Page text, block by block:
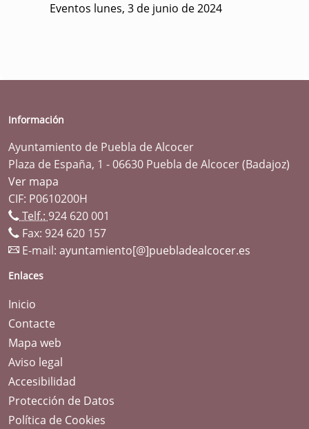
Eventos lunes, 3 de junio de 2024
Información
Ayuntamiento de Puebla de Alcocer
Plaza de España, 1 - 06630 Puebla de Alcocer (Badajoz)
Ver mapa
CIF: P0610200H
Telf.: 924 620 001
Fax: 924 620 157
E-mail: ayuntamiento[@]puebladealcocer.es
Enlaces
Inicio
Contacte
Mapa web
Aviso legal
Accesibilidad
Protección de Datos
Política de Cookies